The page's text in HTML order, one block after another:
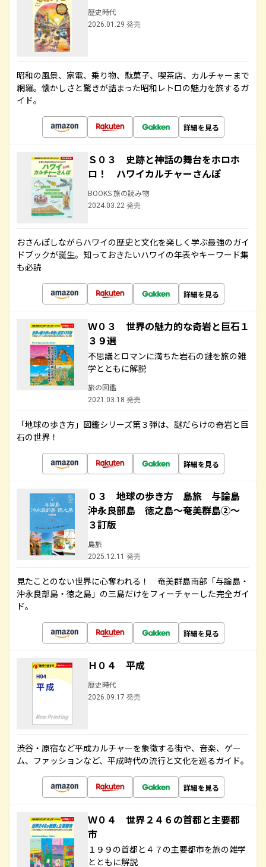
歴史時代
2026.01.29 発売
昭和の風景、家電、乗り物、駄菓子、喫茶店、カルチャーまで
網羅。懐かしさと驚きが詰まった昭和レトロの魅力を旅するガ
イド。
詳細を見る
Ｓ０３ 史跡と神話の舞台をホロホ
ロ！ ハワイカルチャーさんぽ
BOOKS 旅の読み物
2024.03.22 発売
おさんぽしながらハワイの歴史と文化を楽しく学ぶ最強のガイ
ドブックが誕生。知っておきたいハワイの年表やキーワード集
も必読
詳細を見る
Ｗ０３ 世界の魅力的な奇岩と巨石１
３９選
不思議とロマンに満ちた岩石の謎を旅の雑
学とともに解説
旅の図鑑
2021.03.18 発売
「地球の歩き方」図鑑シリーズ第３弾は、謎だらけの奇岩と巨
石の世界！
詳細を見る
０３ 地球の歩き方 島旅 与論島
沖永良部島 徳之島～奄美群島②～
３訂版
島旅
2025.12.11 発売
見たことのない世界に心奪われる！ 奄美群島南部「与論島・
沖永良部島・徳之島」の三島だけをフィーチャーした完全ガイ
ド。
詳細を見る
Ｈ０４ 平成
歴史時代
2026.09.17 発売
渋谷・原宿など平成カルチャーを象徴する街や、音楽、ゲー
ム、ファッションなど、平成時代の流行と文化を巡るガイド。
詳細を見る
Ｗ０４ 世界２４６の首都と主要都
市
１９９の首都と４７の主要都市を旅の雑学
とともに解説